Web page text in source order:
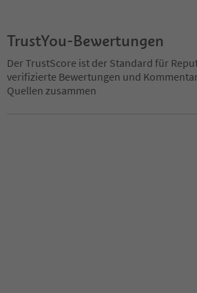
TrustYou-Bewertungen
Der TrustScore ist der Standard für
verifizierte Bewertungen und
Quellen zusammen